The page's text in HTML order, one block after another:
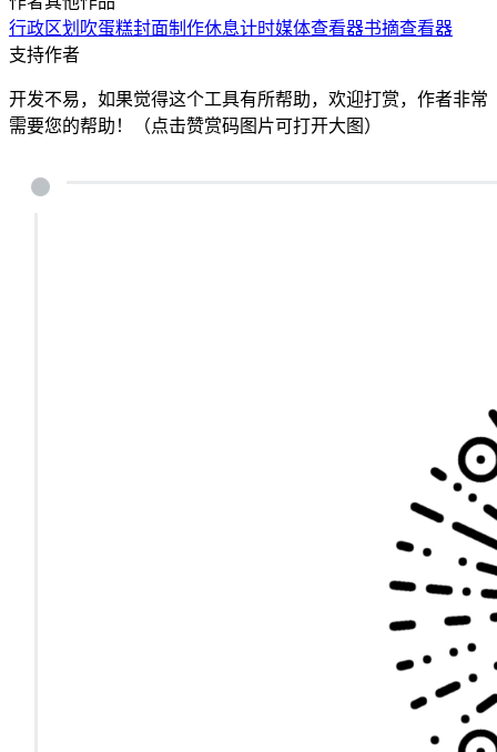
行政区划 吹蛋糕封面制作休息计时媒体查看器书摘查看器
支持作者
开发不易，如果觉得这个工具有所帮助，欢迎打赏，作者非常
需要您的帮助！（点击赞赏码图片可打开大图）